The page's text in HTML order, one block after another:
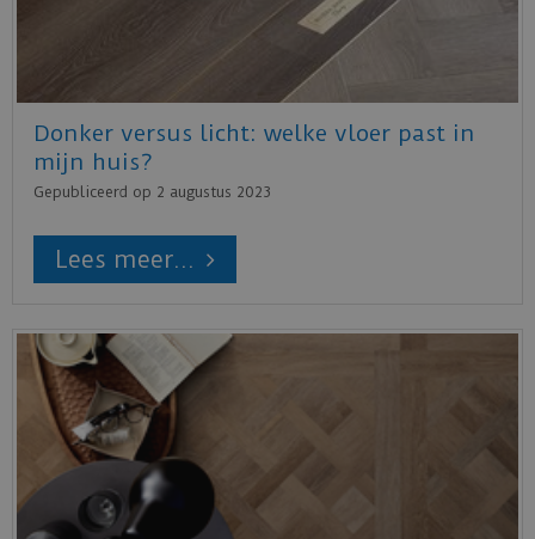
Donker versus licht: welke vloer past in
mijn huis?
Gepubliceerd op 2 augustus 2023
Lees meer...